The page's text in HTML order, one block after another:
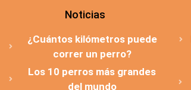
Noticias
¿Cuántos kilómetros puede
correr un perro?
Los 10 perros más grandes
del mundo